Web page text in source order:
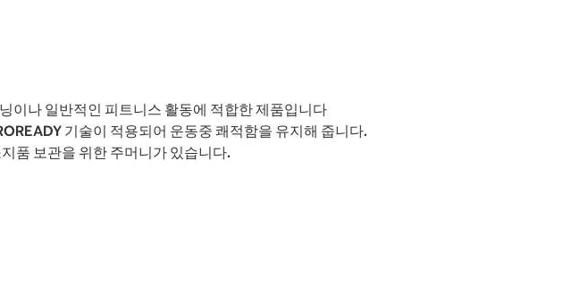
이나 일반적인 피트니스 활동에 적합한 제품입니다
기술이 적용되어 운동중 쾌적함을 유지해 줍니다.
품 보관을 위한 주머니가 있습니다.